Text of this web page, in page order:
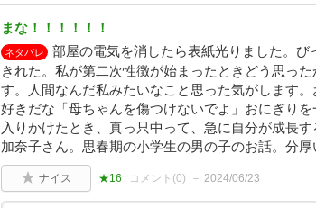
まな！！！！！！
ネタバレ
部屋の電気を消したら表紙光りました。
きれた。私が第二次性徴が始まったときどう思っ
す。人間なんだ私みたいなこと思った気がします
好きだな「母ちゃんを傷つけないでよ」おにぎり
入りかけたとき、真っ只中って、急に自分が成長
加奈子さん。思春期の小学生の男の子のお話。分厚
ナイス ★16 コメント(0) 2024/06/23